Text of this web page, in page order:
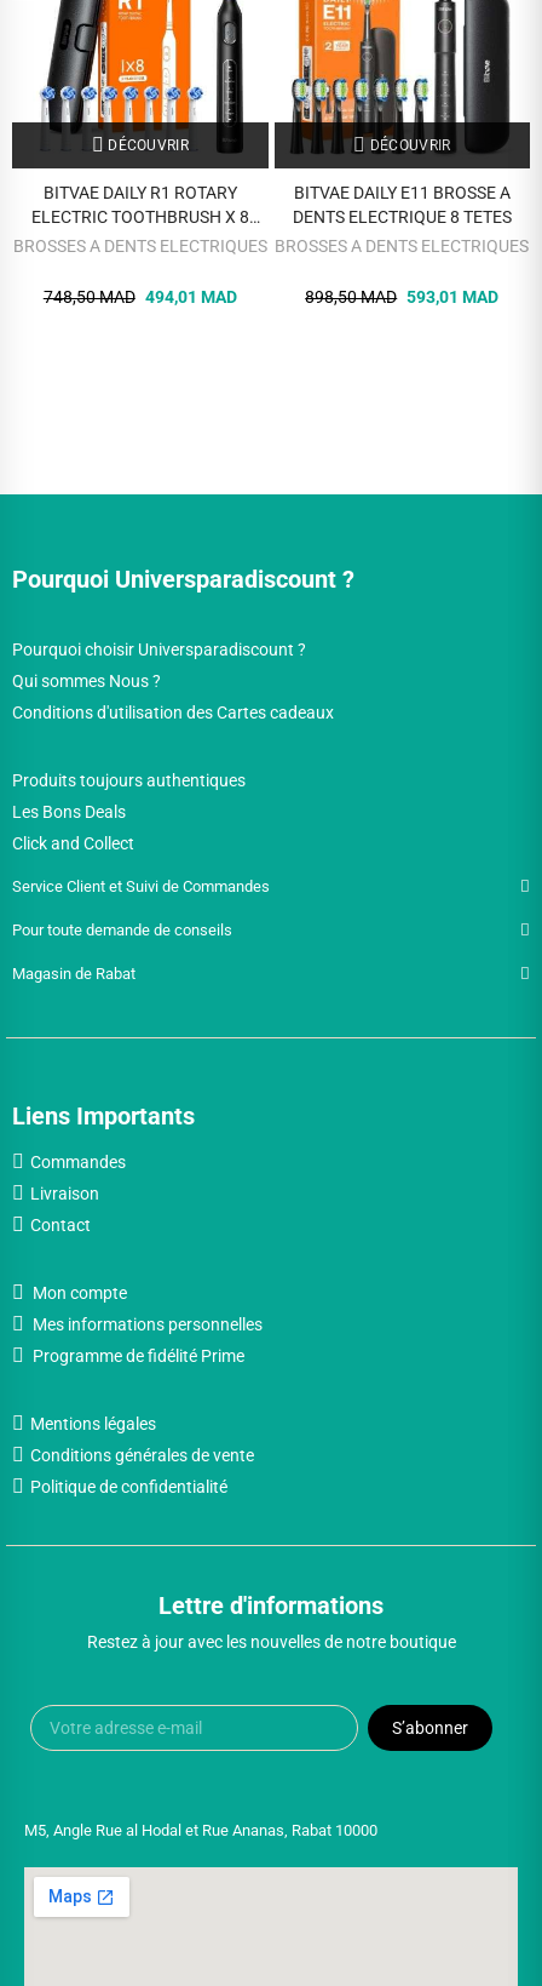
DÉCOUVRIR
BITVAE DAILY R1 ROTARY
ELECTRIC TOOTHBRUSH X 8
REPLACEABLE BRUSH HEADS
BROSSES A DENTS ELECTRIQUES
748,50 MAD 494,01 MAD
DÉCOUVRIR
BITVAE DAILY E11 BROSSE A
DENTS ELECTRIQUE 8 TETES
BROSSES A DENTS ELECTRIQUES
898,50 MAD 593,01 MAD
Pourquoi Universparadiscount ?
Pourquoi choisir Universparadiscount ?
Qui sommes Nous ?
Conditions d'utilisation des Cartes cadeaux
Produits toujours authentiques
Les Bons Deals
Click and Collect
Service Client et Suivi de Commandes
Pour toute demande de conseils
Magasin de Rabat
Liens Importants
Commandes
Livraison
Contact
Mon compte
Mes informations personnelles
Programme de fidélité Prime
Mentions légales
Conditions générales de vente
Politique de confidentialité
Lettre d'informations
Restez à jour avec les nouvelles de notre boutique
S’abonner
M5, Angle Rue al Hodal et Rue Ananas, Rabat 10000